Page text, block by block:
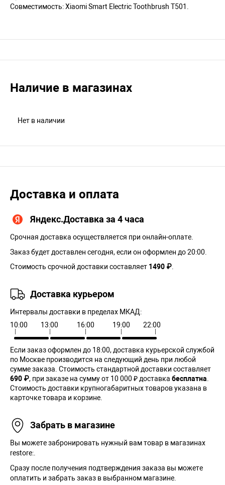
Совместимость: Xiaomi Smart Electric Toothbrush T501.
Наличие в магазинах
Нет в наличии
Доставка и оплата
Яндекс.Доставка за 4 часа
Срочная доставка осуществляется при онлайн-оплате.
Заказ будет доставлен сегодня, если он оформлен до 20:00.
Стоимость срочной доставки составляет 1490 ₽
Доставка курьером
Интервалы доставки в пределах МКАД:
10:00
13:00 16:00 19:00 22:00
Если заказ оформлен до 18:00, доставка курьерской службой
по Москве производится на следующий день при любой
сумме заказа. Cтоимость стандартной доставки составляет
690 ₽, при заказе на сумму от 10 000 ₽ доставка бесплатна
Стоимость доставки крупногабаритных товаров указана в
карточке товара и корзине.
Забрать в магазине
Вы можете забронировать нужный вам товар в магазинах
restore:.
Сразу после получения подтверждения заказа вы можете
оплатить и забрать заказ в выбранном магазине.